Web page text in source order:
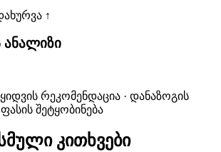
↑
ანალიზი
რეკომენდაცია · დანაზოგის
შეტყობინება
კითხვები